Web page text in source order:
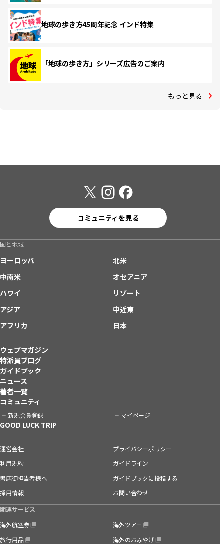
地球の歩き方45周年記念 インド特集
「地球の歩き方」シリーズ広告のご案内
もっと見る
コミュニティを見る
国と地域
ヨーロッパ
北米
中南米
オセアニア
ハワイ
リゾート
アジア
中近東
アフリカ
日本
ウェブマガジン
特派員ブログ
ガイドブック
ニュース
著者一覧
コミュニティ
新規会員登録 マイページ
GOOD LUCK TRIP
運営会社
プライバシーポリシー
利用規約
ガイドライン
書店御担当者様へ
ガイドブックに投稿する
採用情報
お問い合わせ
関連サービス
海外航空券
海外ツアー
旅行用品
海外のおみやげ